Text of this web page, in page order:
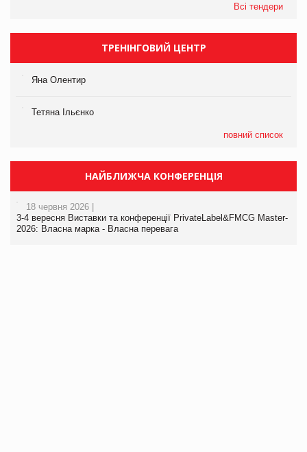
Всі тендери
ТРЕНІНГОВИЙ ЦЕНТР
Яна Олентир
Тетяна Ільєнко
повний список
НАЙБЛИЖЧА КОНФЕРЕНЦІЯ
18 червня 2026 |
3-4 вересня Виставки та конференції PrivateLabel&FMCG Master-
2026: Власна марка - Власна перевага